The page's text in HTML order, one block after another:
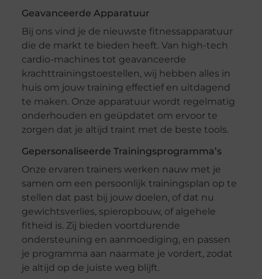
Geavanceerde Apparatuur
Bij ons vind je de nieuwste fitnessapparatuur
die de markt te bieden heeft. Van high-tech
cardio-machines tot geavanceerde
krachttrainingstoestellen, wij hebben alles in
huis om jouw training effectief en uitdagend
te maken. Onze apparatuur wordt regelmatig
onderhouden en geüpdatet om ervoor te
zorgen dat je altijd traint met de beste tools.
Gepersonaliseerde Trainingsprogramma’s
Onze ervaren trainers werken nauw met je
samen om een persoonlijk trainingsplan op te
stellen dat past bij jouw doelen, of dat nu
gewichtsverlies, spieropbouw, of algehele
fitheid is. Zij bieden voortdurende
ondersteuning en aanmoediging, en passen
je programma aan naarmate je vordert, zodat
je altijd op de juiste weg blijft.